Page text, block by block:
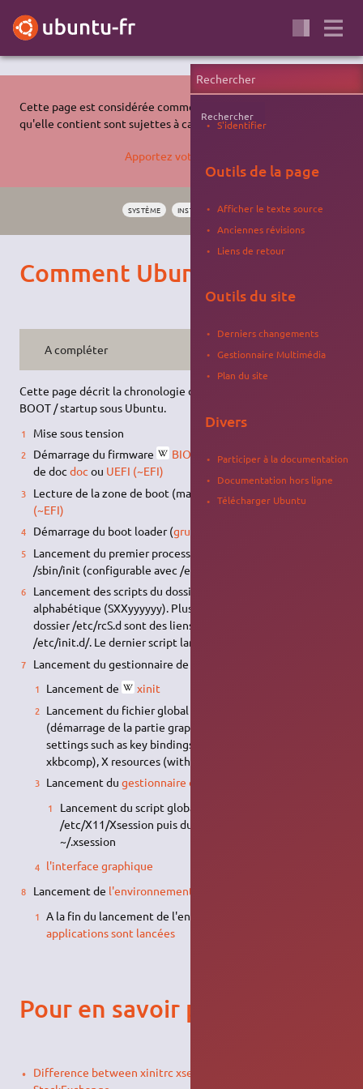
Cette page est considérée comme
qu'elle contient sont sujettes à caution.
Apportez votre aide…
SYSTÈME INSTALLATION AMORÇAGE VÉTUSTE
Comment Ubuntu démarre ?
A compléter
Cette page décrit la chronologie des processus de démarrage /
BOOT / startup sous Ubuntu.
Mise sous tension
Démarrage du firmware
BIOS sur wikipédia , ou sur la page
de doc doc ou UEFI (~EFI)
Lecture de la zone de boot (master boot record) ou
(~EFI)
Démarrage du boot loader (grub
Lancement du premier processus
/sbin/init (configurable avec /etc/inittab) :
Lancement des scripts du dossier
alphabétique (SXXyyyyyy). Plus précisément, les scripts du
dossier /etc/rcS.d sont des liens vers les scripts du dossier
/etc/init.d/. Le dernier script lancé est
Lancement du gestionnaire de fenêtre X via startx
Lancement de
xinit
Lancement du fichier global xinitrc : /etc/X11/xinit/xinitrc
(démarrage de la partie graphique : some
settings such as key bindings (with xmodmap or
xkbcomp), X resources (with xrdb))
Lancement dugestionnaire de session/connexion
Lancement du script global de session X
/etc/X11/Xsession puis du script utilisateur de session
~/.xsession
l'interface graphique
Lancement de l'environnement de bureau
A la fin du lancement de l'environnement de bureau,
applications sont lancées
Pour en savoir plus
Difference between xinitrc xsession and xsessionrc on
Rechercher
S'identifier
Outils de la page
Afficher le texte source
Anciennes révisions
Liens de retour
Outils du site
Derniers changements
Gestionnaire Multimédia
Plan du site
Divers
Participer à la documentation
Documentation hors ligne
Télécharger Ubuntu